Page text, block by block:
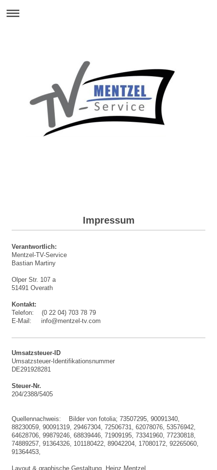
Impressum
Verantwortlich:
Mentzel-TV-Service
Bastian Martiny
Olper Str. 107 a
51491 Overath
Kontakt:
Telefon: (0 22 04) 703 78 79
E-Mail: info@mentzel-tv.com
Umsatzsteuer-ID
Umsatzsteuer-Identifikationsnummer
DE291928281
Steuer-Nr.
204/2388/5405
Quellennachweis: Bilder von fotolia; 73507295, 90091340,
88230059, 90091319, 29467304, 72506731, 62078076, 53576942,
64628706, 99879246, 68839446, 71909195, 73341960, 77230818,
74889257, 91364326, 101180422, 89042204, 17080172, 92265060,
91364453,
Layout & graphische Gestaltung Heinz Mentzel